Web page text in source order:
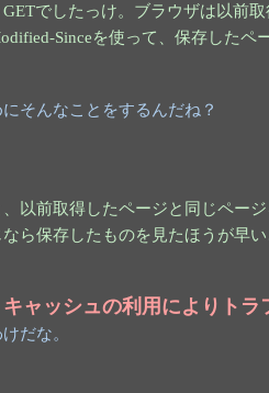
でしたっけ。ブラウザは以前
Sinceを使って、保存したペ
そんなことをするんだね？
、以前取得したページと同じペー
ら保存したものを見たほうが早
キャッシュの利用によりト
だな。